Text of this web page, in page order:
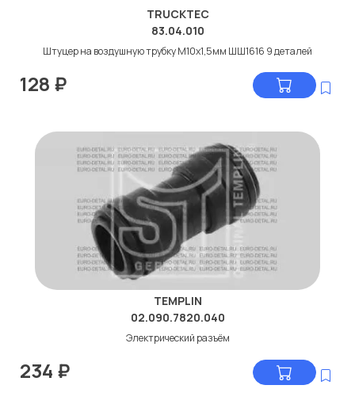
TRUCKTEC
83.04.010
Штуцер на воздушную трубку М10x1,5мм ШШ1616 9 деталей
128 ₽
TEMPLIN
02.090.7820.040
Электрический разъём
234 ₽